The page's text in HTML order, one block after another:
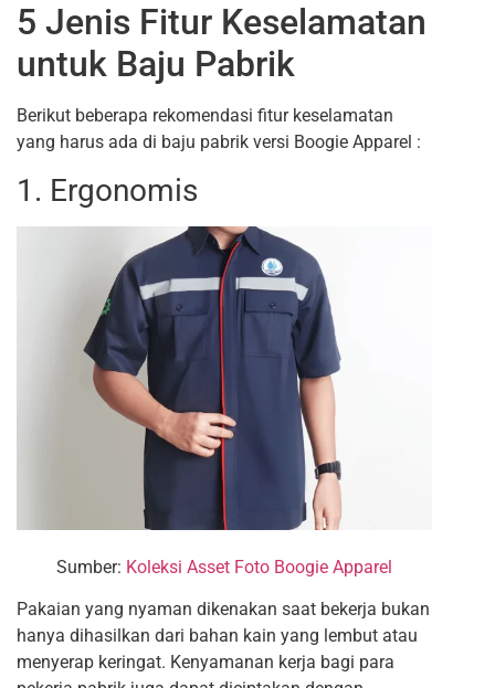
5 Jenis Fitur Keselamatan
untuk Baju Pabrik
Berikut beberapa rekomendasi fitur keselamatan
yang harus ada di baju pabrik versi Boogie Apparel :
1. Ergonomis
Sumber: Koleksi Asset Foto Boogie Apparel
Pakaian yang nyaman dikenakan saat bekerja bukan
hanya dihasilkan dari bahan kain yang lembut atau
menyerap keringat. Kenyamanan kerja bagi para